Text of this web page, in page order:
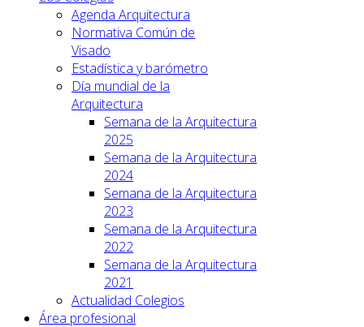
Agenda Arquitectura
Normativa Común de
Visado
Estadística y barómetro
Día mundial de la
Arquitectura
Semana de la Arquitectura
2025
Semana de la Arquitectura
2024
Semana de la Arquitectura
2023
Semana de la Arquitectura
2022
Semana de la Arquitectura
2021
Actualidad Colegios
Área profesional